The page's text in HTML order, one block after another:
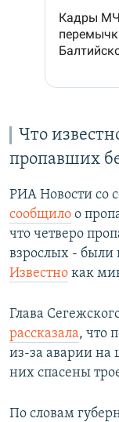
Что
пропавших
РИА Новости со
сообщило о
что четверо
взрослых -
Известно как
Глава
рассказала, что
из-за аварии на
них спасены
По словам